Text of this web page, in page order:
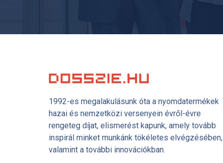
1992-es megalakulásunk óta a nyomdatermékek
hazai és nemzetközi versenyein évről-évre
rengeteg díjat, elismerést kapunk, amely tovább
inspirál minket munkánk tökéletes elvégzésében,
valamint a további innovációkban.